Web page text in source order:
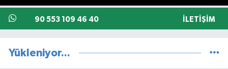
90 553 109 46 40 İLETIŞIM
Yükleniyor...